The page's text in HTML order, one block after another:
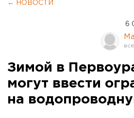
← НОВОСТИ
6
Зимой в
могут ввести
на